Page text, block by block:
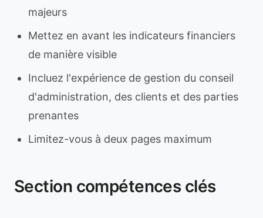
majeurs
Mettez en avant les indicateurs financiers
de manière visible
Incluez l'expérience de gestion du conseil
d'administration, des clients et des parties
prenantes
Limitez-vous à deux pages maximum
Section compétences clés